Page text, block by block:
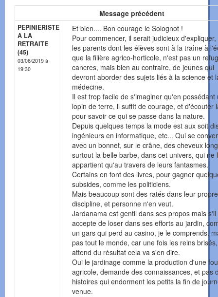
Message précédent
PEPINIERISTE
A LA
RETRAITE
(45)
03/06/2019 à
19:30
Et bien.... Bon courage le Solognot !
Pour commencer, il serait judicieux
les parents dont les élèves sont à la traîne à
que la filière agrico-horticole, n'est pas un
cancres, mais bien au contraire, de jeunes qui
devront aborder des sujets liés à la science et
médecine.
Il est trop facile de s'imaginer qu'en possédant
lopin de terre, il suffit de courage, et d'écouter
pour savoir ce qui se passe dans la nature.
Depuis quelques temps la mode est aux soit
ingénieurs en informatique, etc... Qui se
avec un bonnet, sur le crâne, des cheveux
surtout la belle barbe, dans cet univers, qui ne
appartient qu'au travers de leurs fantasmes.
Certains en font des livres, pour gagner
subsides, comme les politiciens.
Mais beaucoup sont des ratés dans leur propre
discipline, et personne n'en veut.
Jardanama est gentil dans ses propos mais s'il
accepte de loser dans ses efforts au jardin,
un gars qui perd au casino, je le comprends,
pas tout le monde, car une fois les reins
attend du résultat cela va s'en dire.
Oui le jardinage comme la production d'une
agricole, demande des connaissances, et pas
histoires qui endorment les petits la fin de
venue.